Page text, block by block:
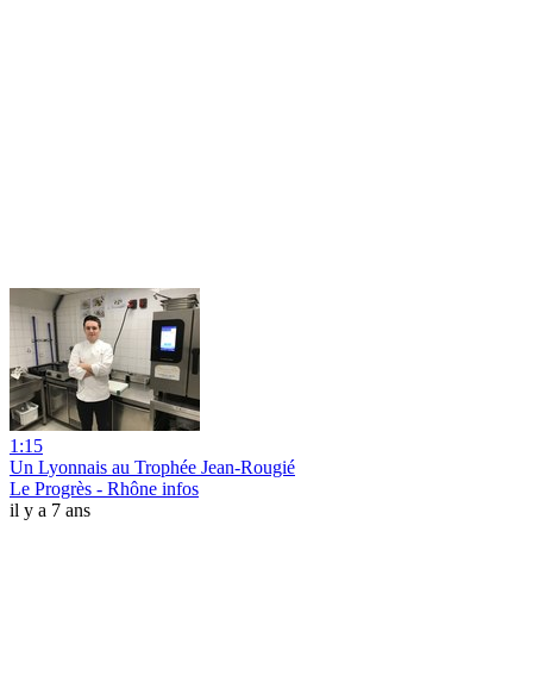
1:15
Un Lyonnais au Trophée Jean-Rougié
Le Progrès - Rhône infos
il y a 7 ans